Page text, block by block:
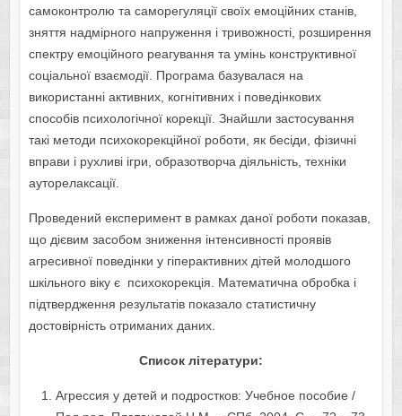
самоконтролю та саморегуляції своїх емоційних станів,
зняття надмірного напруження і тривожності, розширення
спектру емоційного реагування та умінь конструктивної
соціальної взаємодії. Програма базувалася на
використанні активних, когнітивних і поведінкових
способів психологічної корекції. Знайшли застосування
такі методи психокорекційної роботи, як бесіди, фізичні
вправи і рухливі ігри, образотворча діяльність, техніки
ауторелаксації.
Проведений експеримент в рамках даної роботи показав,
що дієвим засобом зниження інтенсивності проявів
агресивної поведінки у гіперактивних дітей молодшого
шкільного віку є психокорекція. Математична обробка і
підтвердження результатів показало статистичну
достовірність отриманих даних.
Список літератури:
Агрессия у детей и подростков: Учебное пособие /